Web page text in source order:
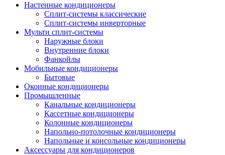
Настенные кондиционеры
Сплит-системы классические
Сплит-системы инверторные
Мульти сплит-системы
Наружные блоки
Внутренние блоки
Фанкойлы
Мобильные кондиционеры
Бытовые
Оконные кондиционеры
Промышленные
Канальные кондиционеры
Кассетные кондиционеры
Колонные кондиционеры
Напольно-потолочные кондиционеры
Напольные и консольные кондиционеры
Аксессуары для кондиционеров